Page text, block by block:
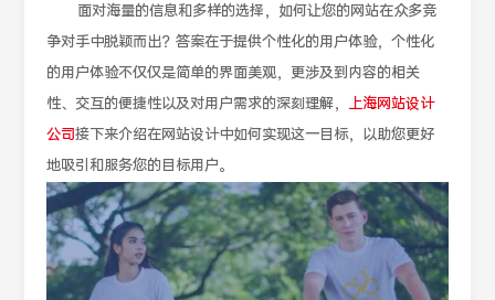
面对海量的信息和多样的选择，如何让您的网站在众多竞
争对手中脱颖而出？答案在于提供个性化的用户体验，个性化
的用户体验不仅仅是简单的界面美观，更涉及到内容的相关
性、交互的便捷性以及对用户需求的深刻理解， 上海网站设计
公司接下来介绍在网站设计中如何实现这一目标，以助您更好
地吸引和服务您的目标用户。